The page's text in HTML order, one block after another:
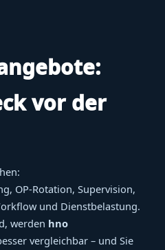
vor der
OP-Rotation, Supervision,
und Dienstbelastung.
werden hno
vergleichbar – und Sie